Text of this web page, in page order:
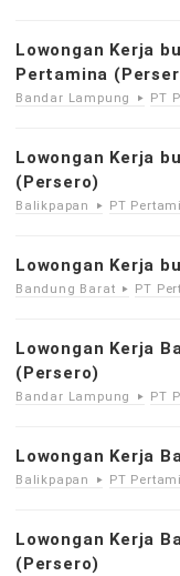
Lowongan Kerja
Pertamina
Bandar Lampung PT
Lowongan Kerja
(Persero)
Balikpapan PT
Lowongan Kerja
Bandung Barat PT
Lowongan Kerja
(Persero)
Bandar Lampung PT
Lowongan Kerja
Balikpapan PT
Lowongan Kerja
(Persero)